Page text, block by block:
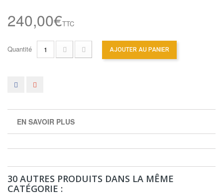
240,00€TTC
Quantité AJOUTER AU PANIER
EN SAVOIR PLUS
30 AUTRES PRODUITS DANS LA MÊME
CATÉGORIE :